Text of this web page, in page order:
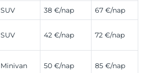
SUV 38 €/nap 67 €/nap
SUV 42 €/nap 72 €/nap
Minivan 50 €/nap 85 €/nap